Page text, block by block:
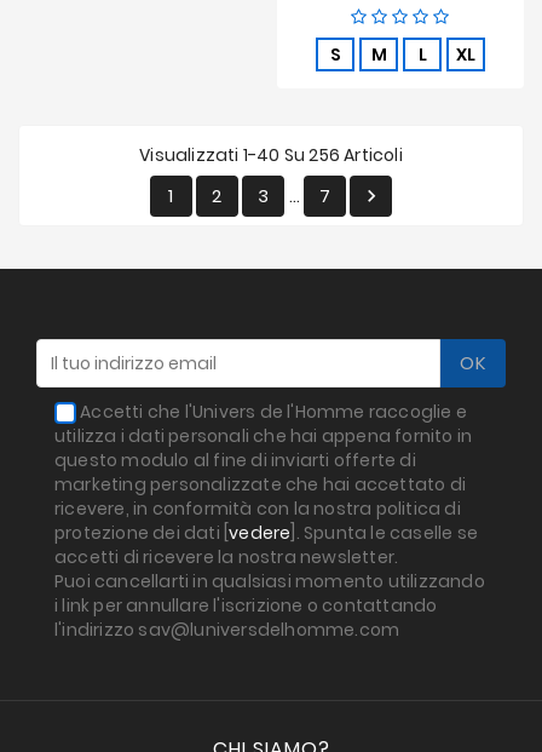
S M L XL
Visualizzati 1-40 Su 256 Articoli
1 2 3 … 7 
Accetti che l'Univers de l'Homme raccoglie e
utilizza i dati personali che hai appena fornito in
questo modulo al fine di inviarti offerte di
marketing personalizzate che hai accettato di
ricevere, in conformità con la nostra politica di
protezione dei dati [vedere ]. Spunta le caselle se
accetti di ricevere la nostra newsletter.
Puoi cancellarti in qualsiasi momento utilizzando
i link per annullare l'iscrizione o contattando
l'indirizzo sav@luniversdelhomme.com